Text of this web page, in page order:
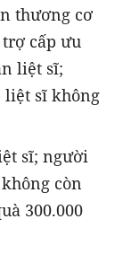
thương cơ
cấp ưu
liệt sĩ;
sĩ không
sĩ; người
còn
300.000